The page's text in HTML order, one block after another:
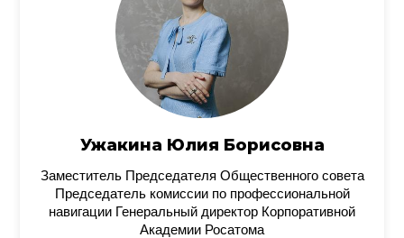
Ужакина Юлия Борисовна
Заместитель Председателя Общественного совета
Председатель комиссии по профессиональной
навигации Генеральный директор Корпоративной
Академии Росатома